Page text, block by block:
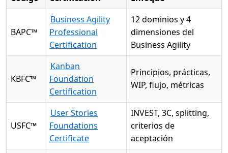
BAPC™
Business Agility
Professional
Certification
12 dominios y 4
dimensiones del
Business Agility
KBFC™
Kanban
Foundation
Certification
Principios, prácticas,
WIP, flujo, métricas
USFC™
User Stories
Foundations
Certificate
INVEST, 3C, splitting,
criterios de
aceptación